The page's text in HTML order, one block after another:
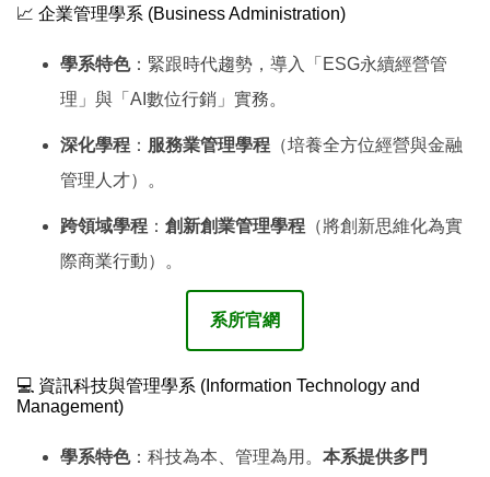
📈 企業管理學系 (Business Administration)
學系特色：緊跟時代趨勢，導入「ESG永續經營管
理」與「AI數位行銷」實務。
深化學程 ： 服務業管理學程 （培養全方位經營與金融
管理人才）。
跨領域學程 ： 創新創業管理學程 （將創新思維化為實
際商業行動）。
系所官網
💻 資訊科技與管理學系 (Information Technology and
Management)
學系特色：科技為本、管理為用。 本系提供多門